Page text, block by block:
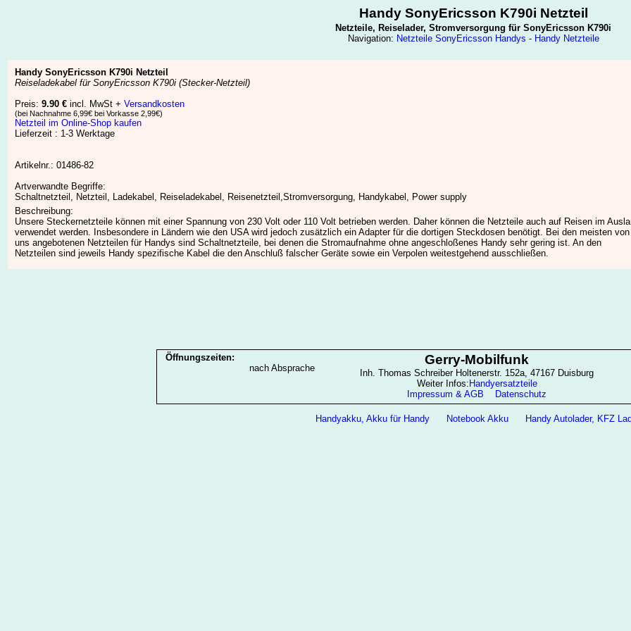
Handy SonyEricsson K790i Netzteil
Netzteile, Reiselader, Stromversorgung für SonyEricsson K790i
Navigation: Netzteile SonyEricsson Handys - Handy Netzteile
Handy SonyEricsson K790i Netzteil
Reiseladekabel für SonyEricsson K790i (Stecker-Netzteil)
Preis: 9.90 € incl. MwSt + Versandkosten
(bei Nachnahme 6,99€ bei Vorkasse 2,99€)
Netzteil im Online-Shop kaufen
Lieferzeit : 1-3 Werktage
Artikelnr.: 01486-82
Artverwandte Begriffe:
Schaltnetzteil, Netzteil, Ladekabel, Reiseladekabel, Reisenetzteil,Stromversorgung, Handykabel, Power supply
Beschreibung:
Unsere Steckernetzteile können mit einer Spannung von 230 Volt oder 110 Volt betrieben werden. Daher können die Netzteile auch auf Reisen im
verwendet werden. Insbesondere in Ländern wie den USA wird jedoch zusätzlich ein Adapter für die dortigen Steckdosen benötigt. Bei den meisten von
uns angebotenen Netzteilen für Handys sind Schaltnetzteile, bei denen die Stromaufnahme ohne angeschloßenes Handy sehr gering ist. An den
Netzteilen sind jeweils Handy spezifische Kabel die den Anschluß falscher Geräte sowie ein Verpolen weitestgehend ausschließen.
Öffnungszeiten:
nach Absprache
Gerry-Mobilfunk
Inh. Thomas Schreiber Holtenerstr. 152a, 47167 Duisburg
Weiter Infos: Handyersatzteile
Impressum & AGB
Datenschutz
Handyakku, Akku für Handy Notebook Akku Handy Autolader, KFZ